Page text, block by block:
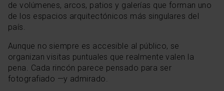
de volúmenes, arcos, patios y galerías que forman uno
de los espacios arquitectónicos más singulares del
país.
Aunque no siempre es accesible al público, se
organizan visitas puntuales que realmente valen la
pena. Cada rincón parece pensado para ser
fotografiado —y admirado.